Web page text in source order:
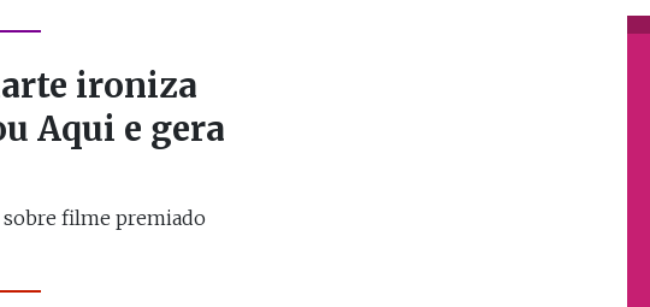
ironiza
Aqui e gera
sobre filme premiado